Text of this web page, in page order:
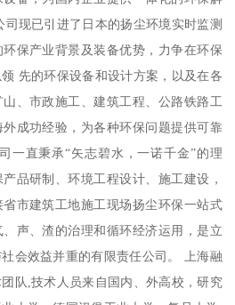
现已引进了日本的扬尘环境实时监测
保产业背景及装备优势，力争在环保
先的环保设备和设计方案，以及在各
、市政施工、建筑工程、公路铁路工
成功经验，为各种环保问题提供可靠
一直秉承“矢志碧水，一诺千金”的理
品研制、环境工程设计、施工建设，
市建筑工地施工现场扬尘环保一站式
声、渣的治理和循环经济运用，是立
会效益并重的有限责任公司。 上海融
队,技术人员来自国内、外高校，研究